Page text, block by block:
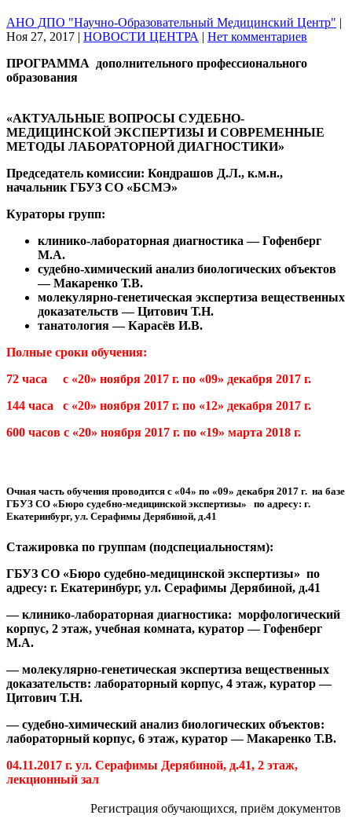
АНО ДПО "Научно-Образовательный Медицинский Центр" |
Ноя 27, 2017 | НОВОСТИ ЦЕНТРА | Нет комментариев
ПРОГРАММА дополнительного профессионального
образования
«АКТУАЛЬНЫЕ ВОПРОСЫ СУДЕБНО-
МЕДИЦИНСКОЙ ЭКСПЕРТИЗЫ ИСОВРЕМЕННЫЕ
МЕТОДЫ ЛАБОРАТОРНОЙ ДИАГНОСТИКИ»
Председатель комиссии: Кондрашов Д.Л., к.м.н.,
начальник ГБУЗ СО «БСМЭ»
Кураторы групп:
клинико-лабораторная диагностика — Гофенберг
М.А.
судебно-химический анализ биологических объектов
— Макаренко Т.В.
молекулярно-генетическая экспертиза вещественных
доказательств — Цитович Т.Н.
танатология — Карасёв И.В.
Полные сроки обучения:
72 часа с «20» ноября 2017 г. по «09» декабря 2017 г.
144 часа с «20» ноября 2017 г. по «12» декабря 2017 г.
600 часов с «20» ноября 2017 г. по «19» марта 2018 г.
Очная часть обучения проводится с «04» по «09» декабря 2017 г. на базе
ГБУЗ СО «Бюро судебно-медицинской экспертизы» по адресу: г.
Екатеринбург, ул. Серафимы Дерябиной, д.41
Стажировка по группам (подспециальностям):
ГБУЗ СО «Бюро судебно-медицинской экспертизы» по
адресу: г. Екатеринбург, ул. Серафимы Дерябиной, д.41
— клинико-лабораторная диагностика: морфологический
корпус, 2 этаж, учебная комната, куратор — Гофенберг
М.А.
— молекулярно-генетическая экспертиза вещественных
доказательств: лабораторный корпус, 4 этаж, куратор —
Цитович Т.Н.
— судебно-химический анализ биологических объектов:
лабораторный корпус, 6 этаж, куратор — Макаренко Т.В.
04.11.2017 г. ул. Серафимы Дерябиной, д.41, 2 этаж,
лекционный зал
Регистрация обучающихся, приём документов